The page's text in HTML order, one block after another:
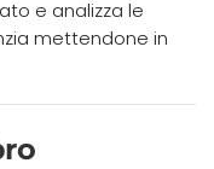
e analizza le
mettendone in